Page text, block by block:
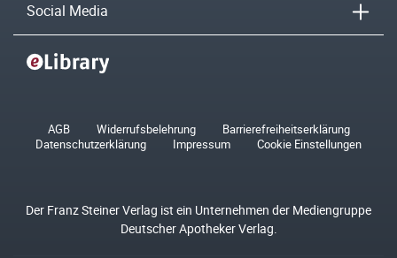
Social Media
AGB Widerrufsbelehrung
Barrierefreiheitserklärung
Datenschutzerklärung
Impressum Cookie Einstellungen
Der Franz Steiner Verlag ist ein Unternehmen der Mediengruppe
Deutscher Apotheker Verlag.